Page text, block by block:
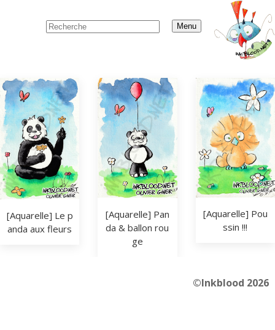
Menu
[Aquarelle] Le p
anda aux fleurs
[Aquarelle] Pan
da & ballon rou
ge
[Aquarelle] Pou
ssin !!!
©Inkblood 2026